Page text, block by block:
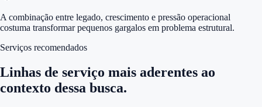
A combinação entre legado, crescimento e pressão operacional
costuma transformar pequenos gargalos em problema estrutural.
Serviços recomendados
Linhas de serviço mais aderentes ao
contexto dessa busca.